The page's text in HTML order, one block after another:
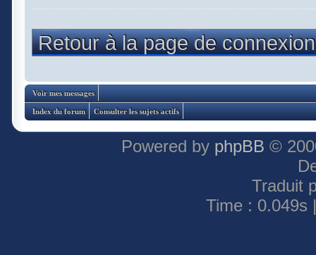
Retour à la page de connexion
Voir mes messages
Index du forum Consulter les sujets actifs
Powered by phpBB ©
Traduit
Time : 0.049s